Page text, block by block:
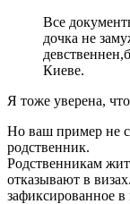
Все
дочка не
Киеве.
Я тоже уверена,
Но ваш пример не
родственник.
Родственникам
отказывают в
зафиксированное